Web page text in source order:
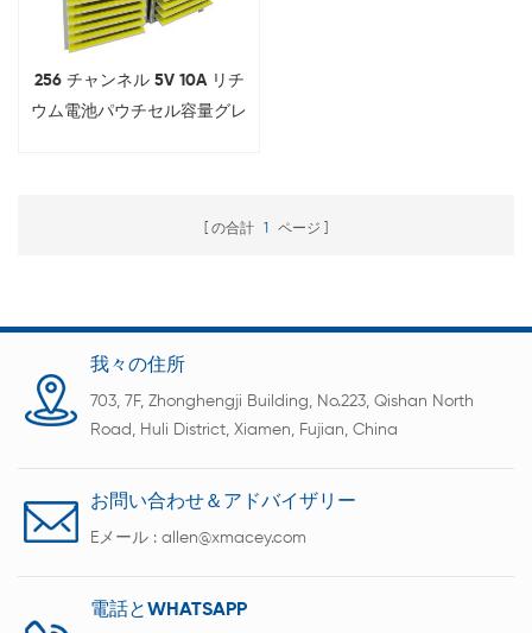
256 チャンネル 5V 10A リチ
ウム電池パウチセル容量グレ
の合計 1 ページ
我々の住所
703, 7F, Zhonghengji Building, No.223, Qishan North
Road, Huli District, Xiamen, Fujian, China
お問い合わせ＆アドバイザリー
Eメール : allen@xmacey.com
電話とWHATSAPP